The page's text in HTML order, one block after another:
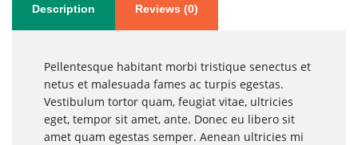
Description Reviews (0)
Pellentesque habitant morbi tristique senectus et
netus et malesuada fames ac turpis egestas.
Vestibulum tortor quam, feugiat vitae, ultricies
eget, tempor sit amet, ante. Donec eu libero sit
amet quam egestas semper. Aenean ultricies mi